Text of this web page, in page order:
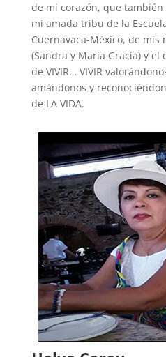
de mi corazón, que también
mi amada tribu de la
Cuernavaca-México, de mis
(Sandra y María Gracia) y
de VIVIR… VIVIR
amándonos y
de LA VIDA.